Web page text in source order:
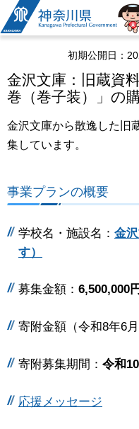
神奈川県
初期公開日：
金沢文庫：旧蔵
巻（巻子装）」の
金沢文庫から散逸した旧
集しています。
事業プランの概要
学校名・施設名： 金
す）
募集金額： 6,500,000円
寄附金額（令和8年6
寄附募集期間： 令和
応援メッセージ